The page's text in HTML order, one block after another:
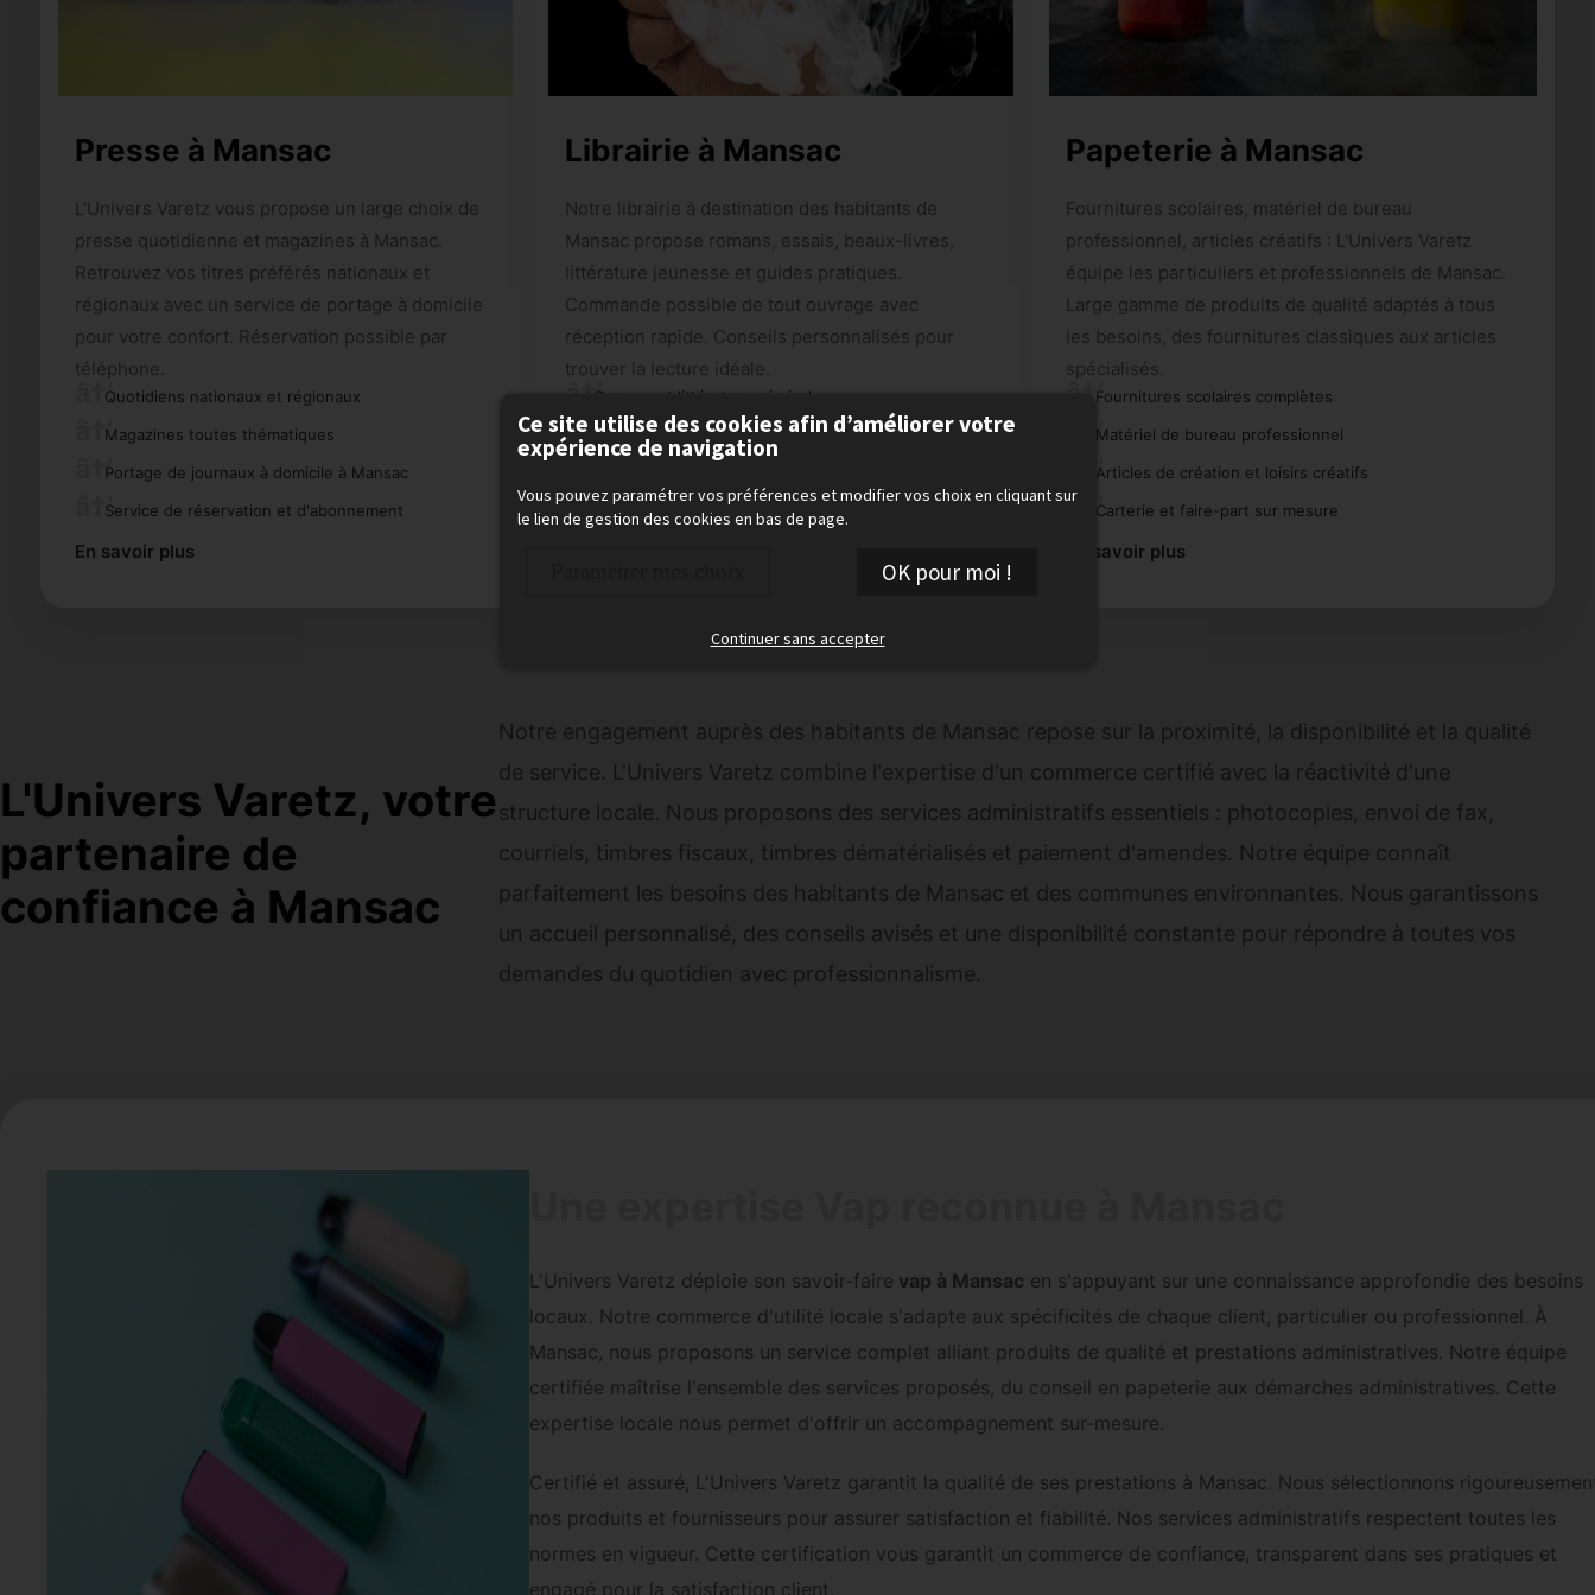
Presse à Mansac
L'Univers Varetz vous propose un large choix de
presse quotidienne et magazines à Mansac.
Retrouvez vos titres préférés nationaux et
régionaux avec un service de portage à domicile
pour votre confort. Réservation possible par
téléphone.
Quotidiens nationaux et régionaux
Magazines toutes thématiques
Portage de journaux à domicile à Mansac
Service de réservation et d'abonnement
En savoir plus
Librairie à Mansac
Notre librairie à destination des habitants de
Mansac propose romans, essais, beaux-livres,
littérature jeunesse et guides pratiques.
Commande possible de tout ouvrage avec
réception rapide. Conseils personnalisés pour
trouver la lecture idéale.
Romans et littérature générale
Littérature jeunesse et albums
Service de commande d'ouvrages
Papeterie à Mansac
Fournitures scolaires, matériel de bureau
professionnel, articles créatifs : L'Univers Varetz
équipe les particuliers et professionnels de Mansac.
Large gamme de produits de qualité adaptés à tous
les besoins, des fournitures classiques aux articles
spécialisés.
Fournitures scolaires complètes
Matériel de bureau professionnel
Articles de création et loisirs créatifs
Carterie et faire-part sur mesure
En savoir plus
L'Univers Varetz, votre
partenaire de
confiance à Mansac
Notre engagement auprès des habitants de Mansac repose sur la proximité, la disponibilité et la qualité
de service. L'Univers Varetz combine l'expertise d'un commerce certifié avec la réactivité d'une
structure locale. Nous proposons des services administratifs essentiels : photocopies, envoi de fax,
courriels, timbres fiscaux, timbres dématérialisés et paiement d'amendes. Notre équipe connaît
parfaitement les besoins des habitants de Mansac et des communes environnantes. Nous garantissons
un accueil personnalisé, des conseils avisés et une disponibilité constante pour répondre à toutes vos
demandes du quotidien avec professionnalisme.
L'Univers Varetz déploie son savoir-faire vap à Mansac en s'appuyant sur une connaissance approfondie des besoins
locaux. Notre commerce d'utilité locale s'adapte aux spécificités de chaque client, particulier ou professionnel. À
Mansac, nous proposons un service complet alliant produits de qualité et prestations administratives. Notre équipe
certifiée maîtrise l'ensemble des services proposés, du conseil en papeterie aux démarches administratives. Cette
expertise locale nous permet d'offrir un accompagnement sur-mesure.
Certifié et assuré, L'Univers Varetz garantit la qualité de ses prestations à Mansac. Nous sélectionnons
nos produits et fournisseurs pour assurer satisfaction et fiabilité. Nos services administratifs respectent toutes les
normes en vigueur. Cette certification vous garantit un commerce de confiance, transparent dans ses pratiques et
engagé pour la satisfaction client.
Ce site utilise des cookies afin d’améliorer votre
expérience de navigation
Vous pouvez paramétrer vos préférences et modifier vos choix en cliquant sur
le lien de gestion des cookies en bas de page.
OK pour moi !
Continuer sans accepter